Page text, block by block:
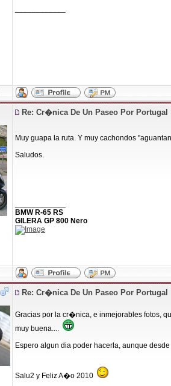
Re: Cr�nica De Un Paseo Por Portugal
Muy guapa la ruta. Y muy cachondos
Saludos.
BMW R-65 RS
GILERA GP 800 Nero
Re: Cr�nica De Un Paseo Por Portugal
Gracias por la cr�nica, e inmejorables fotos,
muy buena....
Espero algun dia poder hacerla, aunque
Salu2 y Feliz A�o 2010